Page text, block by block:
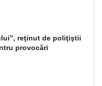
reţinut de poliţiştii
provocări